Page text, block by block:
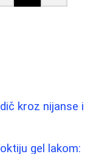
kroz nijanse i
gel lakom: